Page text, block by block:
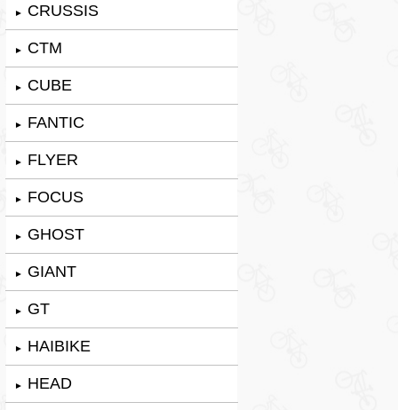
► CRUSSIS
► CTM
► CUBE
► FANTIC
► FLYER
► FOCUS
► GHOST
► GIANT
► GT
► HAIBIKE
► HEAD